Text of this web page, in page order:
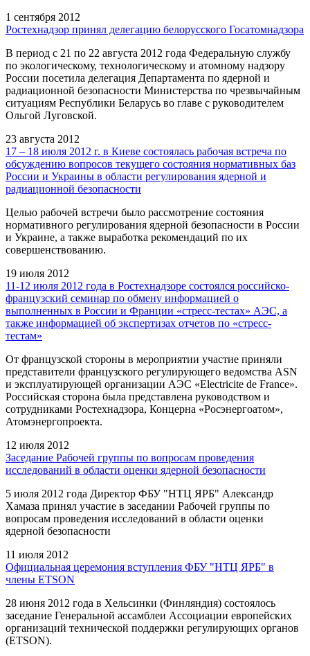
1 сентября 2012
Ростехнадзор принял делегацию белорусского Госатомнадзора
В период с 21 по 22 августа 2012 года Федеральную службу
по экологическому, технологическому и атомному надзору
России посетила делегация Департамента по ядерной и
радиационной безопасности Министерства по чрезвычайным
ситуациям Республики Беларусь во главе с руководителем
Ольгой Луговской.
23 августа 2012
17 – 18 июля 2012 г. в Киеве состоялась рабочая встреча по
обсуждению вопросов текущего состояния нормативных баз
России и Украины в области регулирования ядерной и
радиационной безопасности
Целью рабочей встречи было рассмотрение состояния
нормативного регулирования ядерной безопасности в России
и Украине, а также выработка рекомендаций по их
совершенствованию.
19 июля 2012
11-12 июля 2012 года в Ростехнадзоре состоялся российско-
французский семинар по обмену информацией о
выполненных в России и Франции «стресс-тестах» АЭС, а
также информацией об экспертизах отчетов по «стресс-
тестам»
От французской стороны в мероприятии участие приняли
представители французского регулирующего ведомства ASN
и эксплуатирующей организации АЭС «Electricite de France».
Российская сторона была представлена руководством и
сотрудниками Ростехнадзора, Концерна «Росэнергоатом»,
Атомэнергопроекта.
12 июля 2012
Заседание Рабочей группы по вопросам проведения
исследований в области оценки ядерной безопасности
5 июля 2012 года Директор ФБУ "НТЦ ЯРБ" Александр
Хамаза принял участие в заседании Рабочей группы по
вопросам проведения исследований в области оценки
ядерной безопасности
11 июля 2012
Официальная церемония вступления ФБУ "НТЦ ЯРБ" в
члены ETSON
28 июня 2012 года в Хельсинки (Финляндия) состоялось
заседание Генеральной ассамблеи Ассоциации европейских
организаций технической поддержки регулирующих органов
(ETSON).